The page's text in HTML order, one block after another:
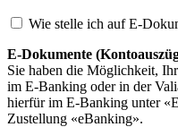
Wie stelle ich auf E-
E-Dokumente
Sie haben die Möglichkeit,
im E-Banking oder in der
hierfür im E-Banking unter
Zustellung «eBanking».